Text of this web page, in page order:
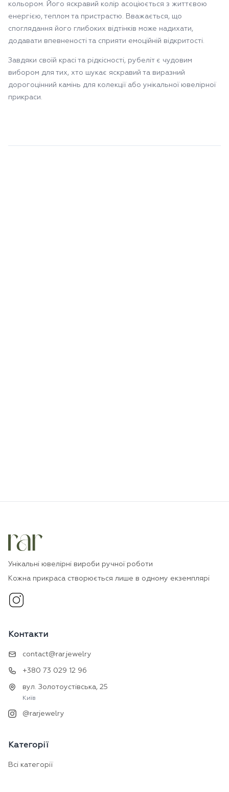
кольором. Його яскравий колір асоціюється з життєвою
енергією, теплом та пристрастю. Вважається, що
споглядання його глибоких відтінків може надихати,
додавати впевненості та сприяти емоційній відкритості.
Завдяки своїй красі та рідкісності, рубеліт є чудовим
вибором для тих, хто шукає яскравий та виразний
дорогоцінний камінь для колекції або унікальної ювелірної
прикраси.
Унікальні ювелірні вироби ручної роботи
Кожна прикраса створюється лише в одному екземплярі
Контакти
contact@rar.jewelry
+380 73 029 12 96
вул. Золотоустівська, 25
Київ
@rarjewelry
Категорії
Всі категорії